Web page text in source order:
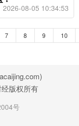
2026-08-05 10:34:53
7 8 9 10
版权所有
号